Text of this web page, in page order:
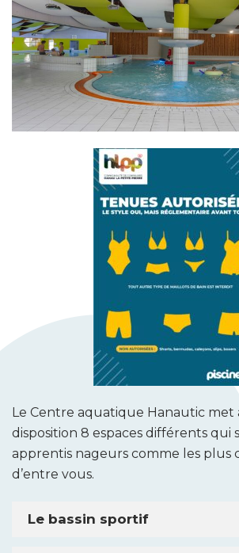
Le Centre aquatique Hanautic met
disposition 8 espaces différents qui
apprentis nageurs comme les plus
d’entre vous.
Le bassin sportif